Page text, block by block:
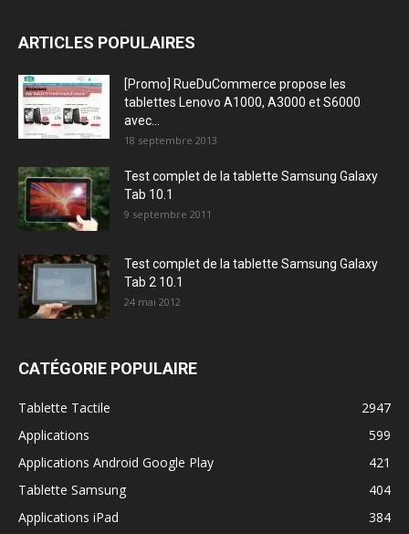
ARTICLES POPULAIRES
[Promo] RueDuCommerce propose les
tablettes Lenovo A1000, A3000 et S6000
avec...
18 septembre 2013
Test complet de la tablette Samsung Galaxy
Tab 10.1
9 septembre 2011
Test complet de la tablette Samsung Galaxy
Tab 2 10.1
24 mai 2012
CATÉGORIE POPULAIRE
Tablette Tactile
2947
Applications
599
Applications Android Google Play
421
Tablette Samsung
404
Applications iPad
384